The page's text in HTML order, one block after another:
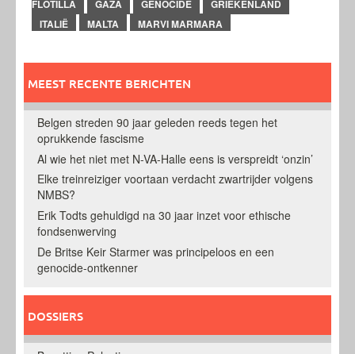
FLOTILLA
GAZA GENOCIDE
GRIEKENLAND
ITALIË
MALTA MARVI MARMARA
MEEST RECENTE BERICHTEN
Belgen streden 90 jaar geleden reeds tegen het
oprukkende fascisme
Al wie het niet met N-VA-Halle eens is verspreidt ‘onzin’
Elke treinreiziger voortaan verdacht zwartrijder volgens
NMBS?
Erik Todts gehuldigd na 30 jaar inzet voor ethische
fondsenwerving
De Britse Keir Starmer was principeloos en een
genocide-ontkenner
DOSSIERS